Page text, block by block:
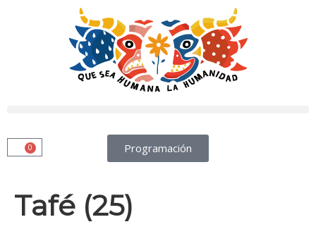
Programación
0
Tafé (25)